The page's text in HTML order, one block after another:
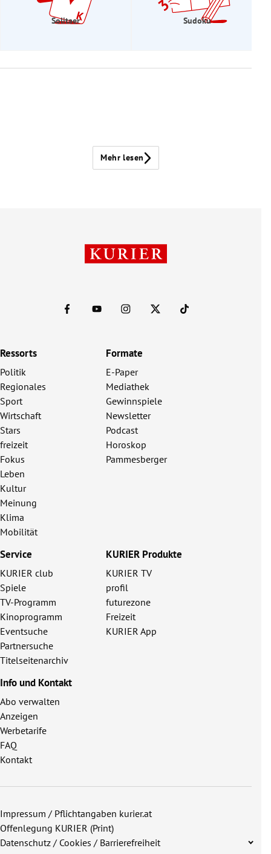
Solitaer Sudoku
Mehr lesen
Ressorts
Politik
Regionales
Sport
Wirtschaft
Stars
freizeit
Fokus
Leben
Kultur
Meinung
Klima
Mobilität
Formate
E-Paper
Mediathek
Gewinnspiele
Newsletter
Podcast
Horoskop
Pammesberger
Service
KURIER club
Spiele
TV-Programm
Kinoprogramm
Eventsuche
Partnersuche
Titelseitenarchiv
KURIER Produkte
KURIER TV
profil
futurezone
Freizeit
KURIER App
Info und Kontakt
Abo verwalten
Anzeigen
Werbetarife
FAQ
Kontakt
Impressum / Pflichtangaben kurier.at
Offenlegung KURIER (Print)
Datenschutz / Cookies / Barrierefreiheit